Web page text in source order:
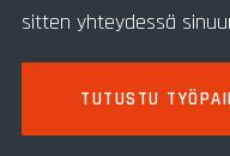
sitten yhteydessä
TUTUSTU